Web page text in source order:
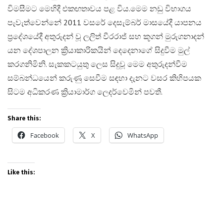
විමසීමට මෙහිදී එකඟතාවය පළ විය.​මෙම නඩු විභාගය
පැවැත්වෙන්නේ 2011 වසරේ දෙසැම්බර් මාසයේදී යාපනය
ප්‍රදේශයේදී අතුරුදන් වූ ලලිත් වීරරාජ් සහ කූගන් මුරුගනාදන්
යන දේශපාලන ක්‍රියාකාරිකයින් දෙදෙනාගේ සිදුවීම මුල්
කරගනිමිනි. සැකකටයුතු ලෙස සිදුවූ මෙම අතුරුදන්වීම
සම්බන්ධයෙන් කරුණු සෙවීම සඳහා දැනට වසර කිහිපයක
සිටම අධිකරණ ක්‍රියාමාර්ග ලෙදර්වෙමින් පවතී.
Share this:
Facebook X WhatsApp
Like this: